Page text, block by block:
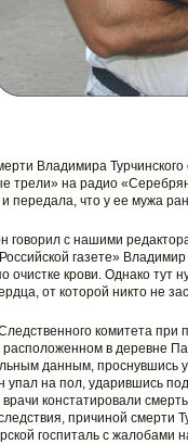
Владимира
трели» на радио
и передала, что у ее мужа
говорил с нашими
газете»
очистке крови. Однако тут
от которой никто не
комитета при
в деревне
данным, проснувшись
упал на пол, ударившись
констатировали
причиной смерти
госпиталь с жалобами